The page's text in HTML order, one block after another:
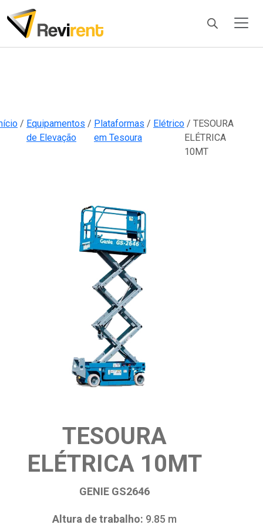
Products
search
/ Equipamentos
de Elevação
/ Plataformas
em Tesoura
/ Elétrico / TESOURA
ELÉTRICA
10MT
TESOURA
ELÉTRICA 10MT
GENIE GS2646
Altura de trabalho: 9.85 m